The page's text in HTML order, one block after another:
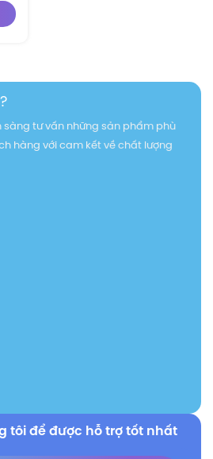
sàng tư vấn những sản phẩm phù
hàng với cam kết về chất lượng
tôi để được hỗ trợ tốt nhất